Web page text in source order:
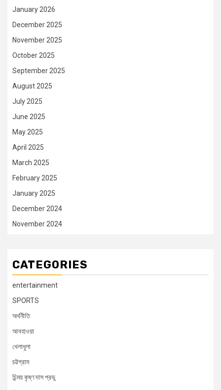
January 2026
December 2025
November 2025
October 2025
September 2025
August 2025
July 2025
June 2025
May 2025
April 2025
March 2025
February 2025
January 2025
December 2024
November 2024
CATEGORIES
entertainment
SPORTS
অর্থনীতি
আবহাওয়া
খেলাধুলা
চট্টগ্রাম
চিন্ময় কৃষ্ণ দাস প্রভু